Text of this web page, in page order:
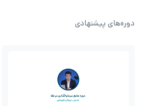
دوره‌های پیشنهادی